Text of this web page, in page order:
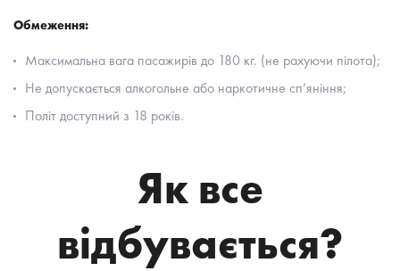
Обмеження:
Максимальна вага пасажирів до 180 кг. (не рахуючи пілота);
Не допускається алкогольне або наркотичне сп’яніння;
Політ доступний з 18 років.
Як все
відбувається?